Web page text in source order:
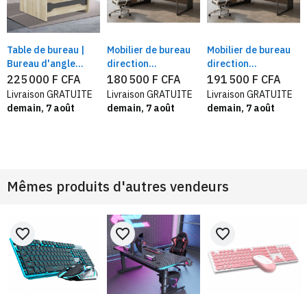
Table de bureau |
Bureau d'angle
direction | Design
moderne +
rangement inclus
225 000 F CFA
Livraison GRATUITE
demain, 7 août
Mobilier de bureau
direction
OZEDK0116 3 pièces
– Plateau épais 25
mm avec retour
180 500 F CFA
Livraison GRATUITE
demain, 7 août
Mobilier de bureau
direction
OZEDK0118 3 pièces
– Plateau épais 25
mm avec retour
191 500 F CFA
Livraison GRATUITE
demain, 7 août
Mêmes produits d'autres vendeurs
favorite_border favorite_border favorite_border